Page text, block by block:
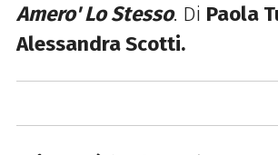
Amero' Lo Stesso. Di Paola
Alessandra Scotti.